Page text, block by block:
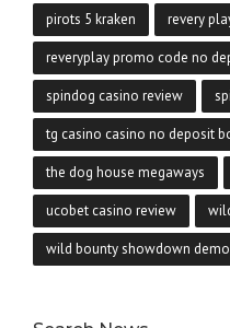
pirots 5 kraken revery
reveryplay promo code no
spindog casino review
tg casino casino no deposit
the dog house megaways
ucobet casino review
wild bounty showdown